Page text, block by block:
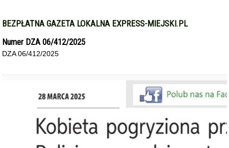
BEZPŁATNA GAZETA LOKALNA EXPRESS-MIEJSKI.PL
Numer DZA 06/412/2025
DZA 06/412/2025